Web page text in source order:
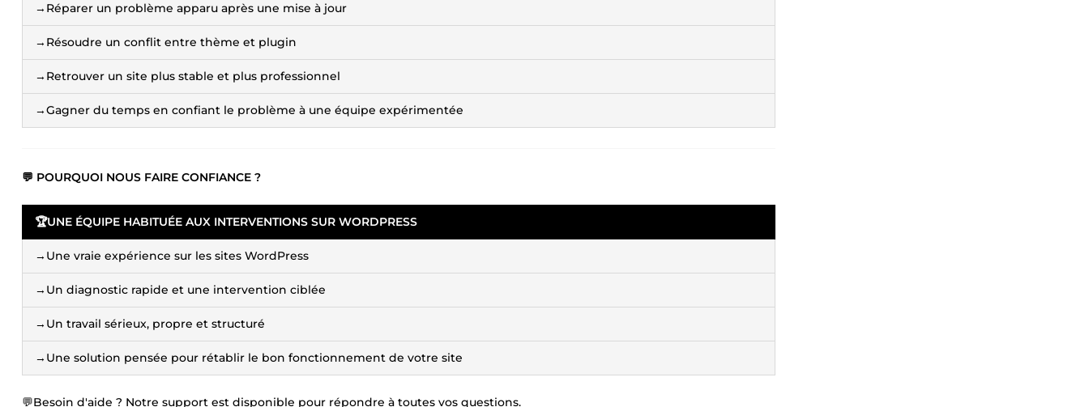
→Réparer un problème apparu après une mise à jour
→Résoudre un conflit entre thème et plugin
→Retrouver un site plus stable et plus professionnel
→Gagner du temps en confiant le problème à une équipe expérimentée
💬 POURQUOI NOUS FAIRE CONFIANCE ?
🏆UNE ÉQUIPE HABITUÉE AUX INTERVENTIONS SUR WORDPRESS
→Une vraie expérience sur les sites WordPress
→Un diagnostic rapide et une intervention ciblée
→Un travail sérieux, propre et structuré
→Une solution pensée pour rétablir le bon fonctionnement de votre site
💬Besoin d'aide ? Notre support est disponible pour répondre à toutes vos questions.